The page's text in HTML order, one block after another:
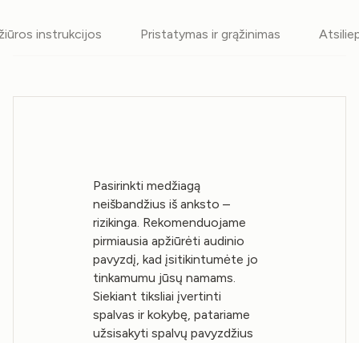
instrukcijos Pristatymas ir grąžinimas
Pasirinkti medžiagą
neišbandžius iš anksto –
rizikinga. Rekomenduojame
pirmiausia apžiūrėti audinio
pavyzdį, kad įsitikintumėte jo
tinkamumu jūsų namams.
Siekiant tiksliai įvertinti
spalvas ir kokybę, patariame
užsisakyti spalvų pavyzdžius